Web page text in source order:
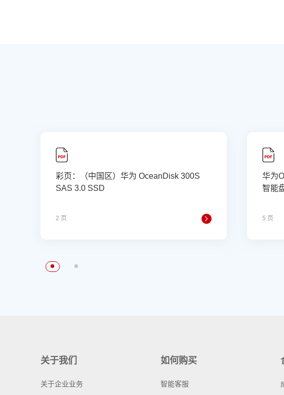
彩页：（中国区）华为 OceanDisk 300S
SAS 3.0 SSD
2 页
华为
智能
5 页
关于我们
关于企业业务
如何购买
智能客服